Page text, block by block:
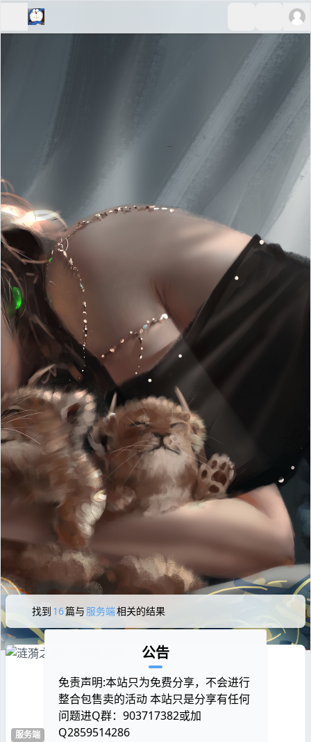
找到 16篇与 服务端相关的结果
服务端
公告
免责声明:本站只为免费分享，不会进行
整合包售卖的活动 本站只是分享有任何
问题进Q群：903717382或加
Q2859514286